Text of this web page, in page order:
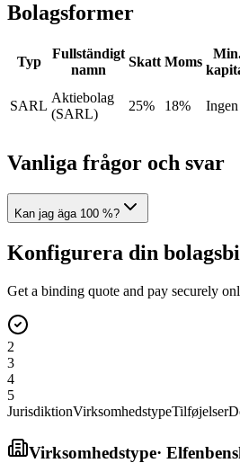
Bolagsformer
Typ
Fullständigt
namn
Skatt Moms
SARL
Aktiebolag
(SARL)
25% 18% Ingen
Vanliga frågor och svar
Kan jag äga 100 %?
Konfigurera din
Get a binding quote and pay securely
2
3
4
5
JurisdiktionVirksomhedstypeTilføjelser
Virksomhedstype·